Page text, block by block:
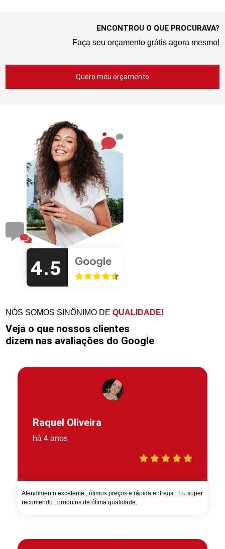
ENCONTROU O QUE PROCURAVA?
Faça seu orçamento grátis agora mesmo!
Quero meu orçamento
NÓS SOMOS SINÔNIMO DEQUALIDADE!
Veja o que nossos clientes
dizem nas avaliações do Google
Raquel Oliveira
há 4 anos
Atendimento excelente , ótimos preços e rápida entrega . Eu super
recomendo , produtos de ótima qualidade.